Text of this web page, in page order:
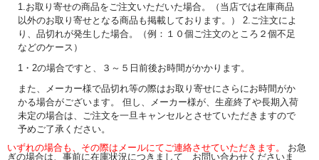
1.お取り寄せの商品をご注文いただいた場合。（当店では在庫商品
以外のお取り寄せとなる商品も掲載しております。） 2.ご注文によ
り、品切れが発生した場合。（例：１０個ご注文のところ２個不足
などのケース）
1・2の場合ですと、３～５日前後お時間がかかります。
また、メーカー様で品切れ等の際はお取り寄せにさらにお時間がか
かる場合がございます。 但し、メーカー様が、生産終了や長期入荷
未定の場合は、ご注文を一旦キャンセルとさせていただきますので
予めご了承ください。
いずれの場合も、その際はメールにてご連絡させていただきます。 お急
ぎの場合は、事前に在庫状況につきまして お問い合わせくださいま